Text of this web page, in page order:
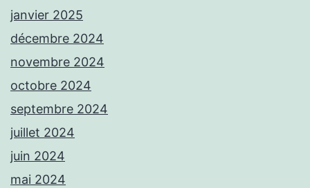
janvier 2025
décembre 2024
novembre 2024
octobre 2024
septembre 2024
juillet 2024
juin 2024
mai 2024